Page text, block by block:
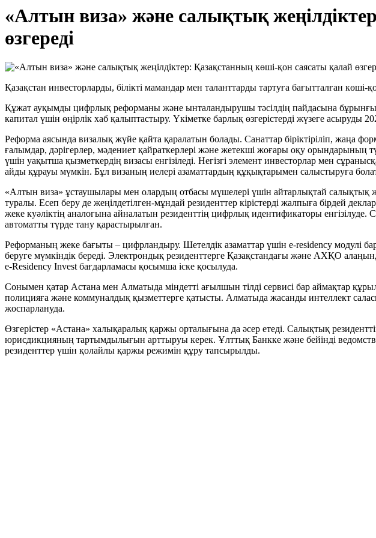
«Алтын виза» және салықтық
өзгереді
Қазақстан инвесторларды, білікті мамандар мен таланттарды тартуға бағытталған
Құжат ауқымды цифрлық реформаны және ынталандырушы тәсілдің пайдасына бұрынғы
капитал үшін өңірлік хаб қалыптастыру. Үкіметке барлық өзгерістерді жүзеге
Реформа аясында визалық жүйе қайта қаралатын болады. Санаттар біріктіріліп, жаңа
ғалымдар, дәрігерлер, мәдениет қайраткерлері және жетекші жоғары оқу орындарының
үшін уақытша қызметкердің визасы енгізіледі. Негізгі элемент инвесторлар мен
айды құрауы мүмкін. Бұл визаның иелері азаматтардың құқықтарымен салыстыруға
«Алтын виза» ұстаушылары мен олардың отбасы мүшелері үшін айтарлықтай салықтық
туралы. Есеп беру де жеңілдетілген-мұндай резиденттер кірістерді жалпыға бірдей
жеке куәліктің аналогына айналатын резиденттің цифрлық идентификаторы
автоматты түрде тану қарастырылған.
Реформаның жеке бағыты – цифрландыру. Шетелдік азаматтар үшін e-residency модулі
беруге мүмкіндік береді. Электрондық резиденттерге Қазақстандағы және АХҚО
e-Residency Invest бағдарламасы қосымша іске қосылуда.
Сонымен қатар Астана мен Алматыда міндетті ағылшын тілді сервисі бар аймақтар
полицияға және коммуналдық қызметтерге қатысты. Алматыда жасанды интеллект
жоспарлануда.
Өзгерістер «Астана» халықаралық қаржы орталығына да әсер етеді. Салықтық
юрисдикцияның тартымдылығын арттыруы керек. Ұлттық Банкке және бейінді
резиденттер үшін қолайлы қаржы режимін құру тапсырылды.